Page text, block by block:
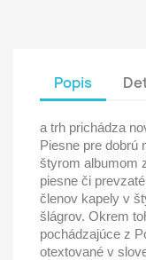
Popis
a trh prichádza
Piesne pre dobrú
štyrom albumom
piesne či
členov kapely v
šlágrov. Okrem
pochádzajúce z
otextované v